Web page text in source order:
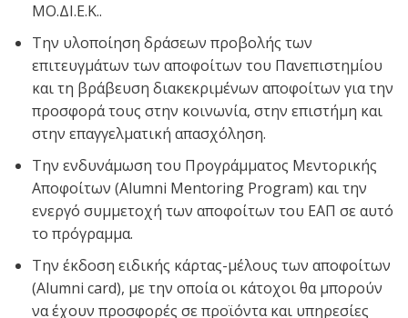
ΜΟ.ΔΙ.Ε.Κ..
Την υλοποίηση δράσεων προβολής των
επιτευγμάτων των αποφοίτων του Πανεπιστημίου
και τη βράβευση διακεκριμένων αποφοίτων για την
προσφορά τους στην κοινωνία, στην επιστήμη και
στην επαγγελματική απασχόληση.
Την ενδυνάμωση του Προγράμματος Μεντορικής
Αποφοίτων (Alumni Mentoring Program) και την
ενεργό συμμετοχή των αποφοίτων του ΕΑΠ σε αυτό
το πρόγραμμα.
Την έκδοση ειδικής κάρτας-μέλους των αποφοίτων
(Alumni card), με την οποία οι κάτοχοι θα μπορούν
να έχουν προσφορές σε προϊόντα και υπηρεσίες